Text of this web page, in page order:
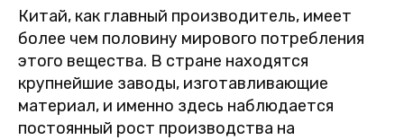
Китай, как главный производитель, имеет
более чем половину мирового потребления
этого вещества. В стране находятся
крупнейшие заводы, изготавливающие
материал, и именно здесь наблюдается
постоянный рост производства на